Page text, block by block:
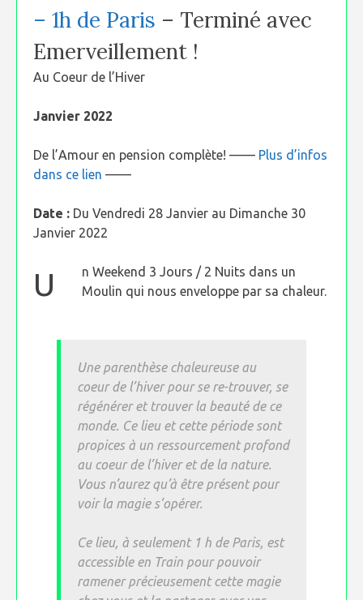
– 1h de Paris – Terminé avec
Emerveillement !
Au Coeur de l’Hiver
Janvier 2022
De l’Amour en pension complète! —— Plus d’infos
dans ce lien ——
Date : Du Vendredi 28 Janvier au Dimanche 30
Janvier 2022
U
n Weekend 3 Jours / 2 Nuits dans un
Moulin qui nous enveloppe par sa chaleur.
Une parenthèse chaleureuse au
coeur de l’hiver pour se re-trouver, se
régénérer et trouver la beauté de ce
monde. Ce lieu et cette période sont
propices à un ressourcement profond
au coeur de l’hiver et de la nature.
Vous n’aurez qu’à être présent pour
voir la magie s’opérer.
Ce lieu, à seulement 1 h de Paris, est
accessible en Train pour pouvoir
ramener précieusement cette magie